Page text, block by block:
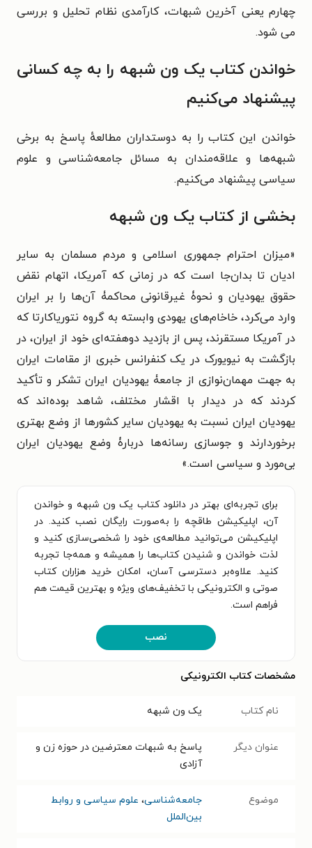
چهارم یعنی آخرین شبهات، کارآمدی نظام تحلیل و بررسی
می شود.
خواندن کتاب یک ون شبهه را به چه کسانی
پیشنهاد می‌کنیم
خواندن این کتاب را به دوستداران مطالعهٔ پاسخ به برخی
شبهه‌ها و علاقه‌مندان به مسائل جامعه‌شناسی و علوم
سیاسی پیشنهاد می‌کنیم.
بخشی از کتاب یک ون شبهه
«میزان احترام جمهوری اسلامی و مردم مسلمان به سایر
ادیان تا بدان‌جا است که در زمانی که آمریکا،‌ اتهام نقض
حقوق یهودیان و نحوۀ غیرقانونی محاکمۀ آن‌ها را بر ایران
وارد می‌کرد، خاخام‌های یهودی وابسته به گروه نتوریاکارتا که
در آمریکا مستقرند،‌ پس از بازدید دوهفته‌ای خود از ایران، در
بازگشت به نیویورک در یک کنفرانس خبری از مقامات ایران
به جهت مهمان‌نوازی از جامعۀ یهودیان ایران تشکر و تأکید
کردند که در دیدار با اقشار مختلف،‌ شاهد بوده‌اند که
یهودیان ایران نسبت به یهودیان سایر کشورها از وضع بهتری
برخوردارند و جوسازی رسانه‌ها دربارۀ وضع یهودیان ایران
بی‌مورد و سیاسی است.»
برای تجربه‌ای بهتر در دانلود کتاب یک ون شبهه و خواندن
آن، اپلیکیشن طاقچه را به‌صورت رایگان نصب کنید. در
اپلیکیشن می‌توانید مطالعه‌ی خود را شخصی‌سازی کنید و
لذت خواندن و شنیدن کتاب‌ها را همیشه و همه‌جا تجربه
کنید. علاوه‌بر دسترسی آسان، امکان خرید هزاران کتاب
صوتی و الکترونیکی با تخفیف‌های ویژه و بهترین قیمت هم
فراهم است.
نصب
مشخصات کتاب الکترونیکی
نام کتاب یک ون شبهه
عنوان دیگر
پاسخ به شبهات معترضین در حوزه زن و
آزادی
موضوع جامعه‌شناسی، علوم سیاسی و روابط
بین‌الملل